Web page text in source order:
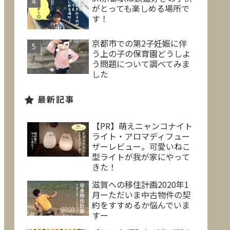
がとっても楽しめる場所で
す！
京都市での第2子妊娠に伴
う上の子の保育園どうしよ
う問題について調べてみま
した
最新記事
【PR】萌えニャンコナイト
ライト・アロマディフュー
ザーレビュー。可愛いねこ
型ライトが我が家にやって
きた！
滋賀への移住計画2020年1
月ーただいま中古物件の契
約をすすめるか悩んでいま
すー